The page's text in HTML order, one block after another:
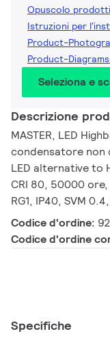
Opuscolo prodotti
Istruzioni per
Product-
Product-
Seleziona e
Descrizione
MASTER, LED
condensatore non
LED alternative to
CRI 80, 50000 ore,
RG1, IP40, SVM
Codice d'ordine:
Codice d'ordine
Specifiche